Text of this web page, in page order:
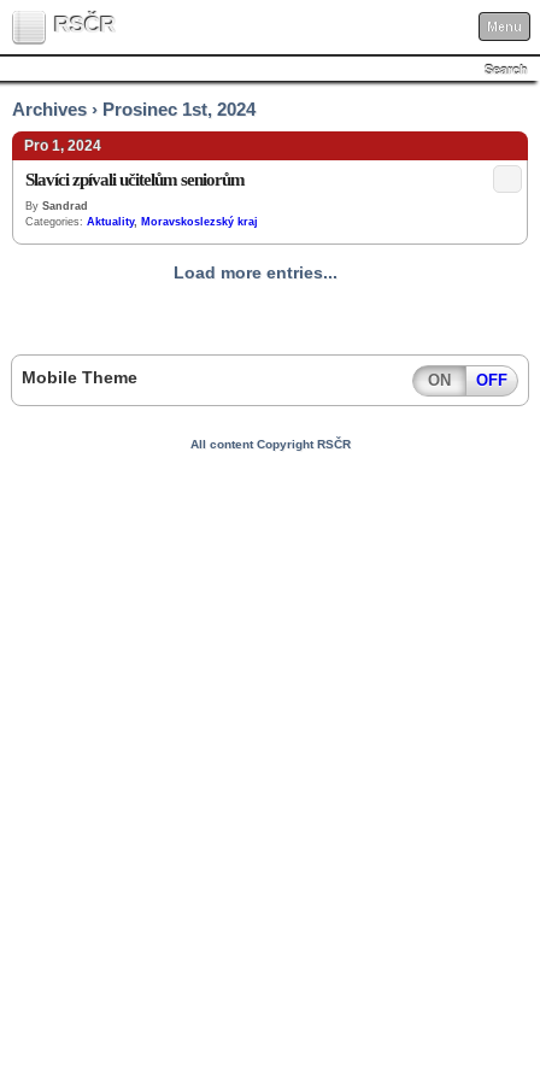
RSČR Menu
Search
Archives › Prosinec 1st, 2024
Pro 1, 2024
Slavíci zpívali učitelům seniorům
By Sandrad
Categories: Aktuality, Moravskoslezský kraj
Load more entries...
Mobile Theme ON OFF
All content Copyright RSČR